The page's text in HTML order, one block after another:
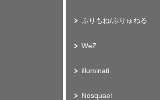
ぷりもね/ぷりゅねる
WeZ
illuminati
Nosquael